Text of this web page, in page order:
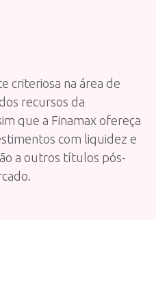
criteriosa na área de
recursos da
que a Finamax ofereça
com liquidez e
a outros títulos pós-